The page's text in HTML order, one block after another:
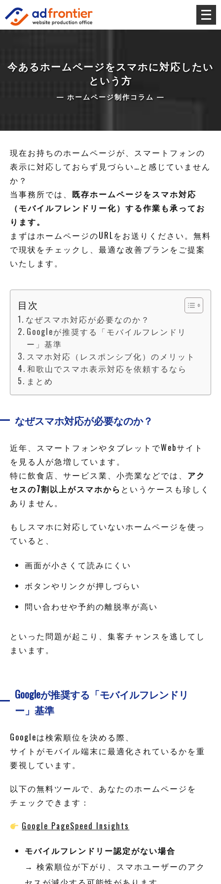
メ
ニ
開
今あるホームページをスマホに対応したい
という方
— ホームページ制作コラム —
現在お持ちのホームページが、スマートフォンの
表示に対応しておらず見づらい…と感じていません
か？
当事務所では、 既存ホームページをスマホ対応
（モバイルフレンドリー化）する作業も承ってお
ります。
まずはホームページのURLをお送りください。無料
で現状をチェックし、最適な改善プランをご提案
いたします。
目次
なぜスマホ対応が必要なのか？
Googleが推奨する「モバイルフレンドリ
ー」基準
スマホ対応（レスポンシブ化）のメリット
和歌山でスマホ表示対応を依頼するなら
まとめ
なぜスマホ対応が必要なのか？
近年、スマートフォンやタブレットでWebサイト
を見る人が急増しています。
特に飲食店、サービス業、小売業などでは、 アク
セスの7割以上がスマホから というケースも珍しく
ありません。
もしスマホに対応していないホームページを使っ
ていると、
画面が小さくて読みにくい
ボタンやリンクが押しづらい
問い合わせや予約の離脱率が高い
といった問題が起こり、集客チャンスを逃してし
まいます。
Googleが推奨する「モバイルフレンドリ
ー」基準
Googleは検索順位を決める際、
サイトがモバイル端末に最適化されているかを重
要視しています。
以下の無料ツールで、あなたのホームページを
チェックできます：
Google PageSpeed Insights
モバイルフレンドリー認定がない場合
→ 検索順位が下がり、スマホユーザーのアク